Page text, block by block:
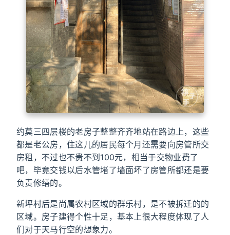
约莫三四层楼的老房子整整齐齐地站在路边上，这些
都是老公房，住这儿的居民每个月还需要向房管所交
房租，不过也不贵不到100元，相当于交物业费了
吧，毕竟交钱以后水管堵了墙面坏了房管所都还是要
负责修缮的。
新坪村后是尚属农村区域的群乐村，是不被拆迁的的
区域。房子建得个性十足，基本上很大程度体现了人
们对于天马行空的想象力。